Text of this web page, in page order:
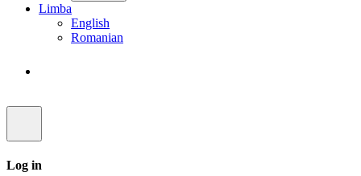
Limba
English
Romanian
Log in